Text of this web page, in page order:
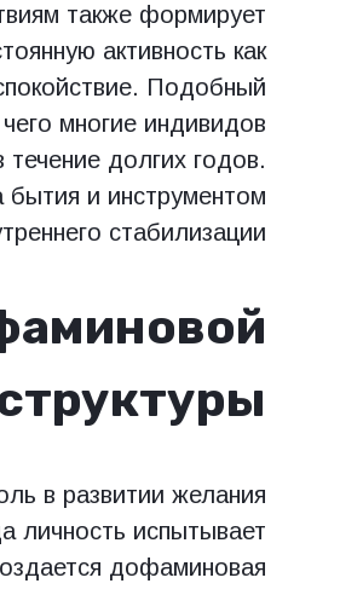
также формирует
активность как
Подобный
многие индивидов
долгих годов.
бытия и инструментом
стабилизации.
в развитии желания
личность испытывает
дофаминовая